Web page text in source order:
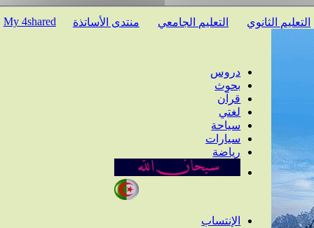
الثانوي التعليم الجامعي منتدى الأساتذة My 4shared
دروس
بحوث
قرآن
لغتي
سياحة
سيارات
رياضة
الإنتساب